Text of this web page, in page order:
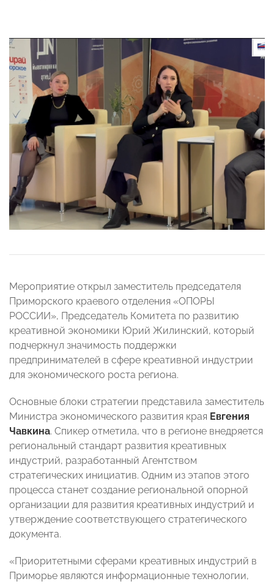
Мероприятие открыл заместитель председателя
Приморского краевого отделения «ОПОРЫ
РОССИИ», Председатель Комитета по развитию
креативной экономики Юрий Жилинский, который
подчеркнул значимость поддержки
предпринимателей в сфере креативной индустрии
для экономического роста региона.
Основные блоки стратегии представила заместитель
Министра экономического развития края Евгения
Чавкина. Спикер отметила, что в регионе внедряется
региональный стандарт развития креативных
индустрий, разработанный Агентством
стратегических инициатив. Одним из этапов этого
процесса станет создание региональной опорной
организации для развития креативных индустрий и
утверждение соответствующего стратегического
документа.
«Приоритетными сферами креативных индустрий в
Приморье являются информационные технологии,